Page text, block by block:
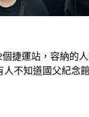
捷運站，容納的
不知道國父紀念